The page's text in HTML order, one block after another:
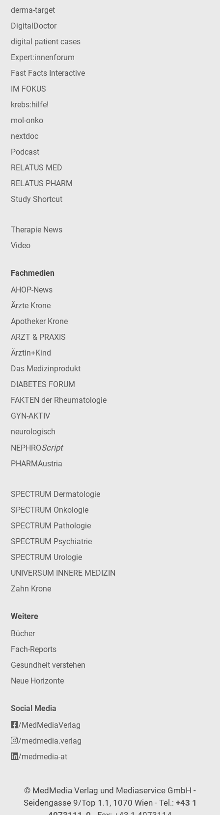
derma-target
DigitalDoctor
digital patient cases
Expert:innenforum
Fast Facts Interactive
IM FOKUS
krebs:hilfe!
mol-onko
nextdoc
Podcast
RELATUS MED
RELATUS PHARM
Study Shortcut
Therapie News
Video
Fachmedien
AHOP-News
Ärzte Krone
Apotheker Krone
ARZT & PRAXIS
Ärztin+Kind
Das Medizinprodukt
DIABETES FORUM
FAKTEN der Rheumatologie
GYN-AKTIV
neurologisch
NEPHROScript
PHARMAustria
SPECTRUM Dermatologie
SPECTRUM Onkologie
SPECTRUM Pathologie
SPECTRUM Psychiatrie
SPECTRUM Urologie
UNIVERSUM INNERE MEDIZIN
Zahn Krone
Weitere
Bücher
Fach-Reports
Gesundheit verstehen
Neue Horizonte
Social Media
/MedMediaVerlag
/medmedia.verlag
/medmedia-at
© MedMedia Verlag und Mediaservice GmbH -
Seidengasse 9/Top 1.1, 1070 Wien - Tel.: +43 1